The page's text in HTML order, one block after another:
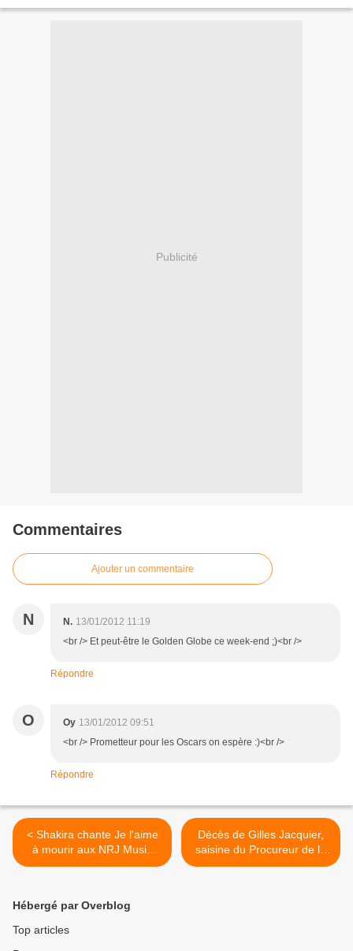
Publicité
Commentaires
Ajouter un commentaire
N N. 13/01/2012 11:19
<br /> Et peut-être le Golden Globe ce week-end ;)<br />
Répondre
O Oy 13/01/2012 09:51
<br /> Prometteur pour les Oscars on espère :)<br />
Répondre
< Shakira chante Je l'aime
à mourir aux NRJ Music
Awards.
Décès de Gilles Jacquier,
saisine du Procureur de la
République de Paris. >
Hébergé par Overblog
Top articles